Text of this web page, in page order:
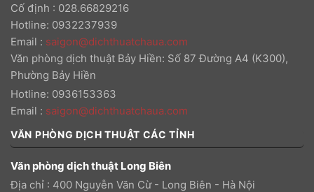
Cố định : 028.66829216
Hotline: 0932237939
Email : saigon@dichthuatchaua.com
Văn phòng dịch thuật Bảy Hiền: Số 87 Đường A4 (K300),
Phường Bảy Hiền
Hotline: 0936153363
Email : saigon@dichthuatchaua.com
VĂN PHÒNG DỊCH THUẬT CÁC TỈNH
Văn phòng dịch thuật Long Biên
Địa chỉ : 400 Nguyễn Văn Cừ - Long Biên - Hà Nội